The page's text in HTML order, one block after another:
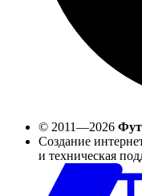
© 2011—2026
Создание
и техническая